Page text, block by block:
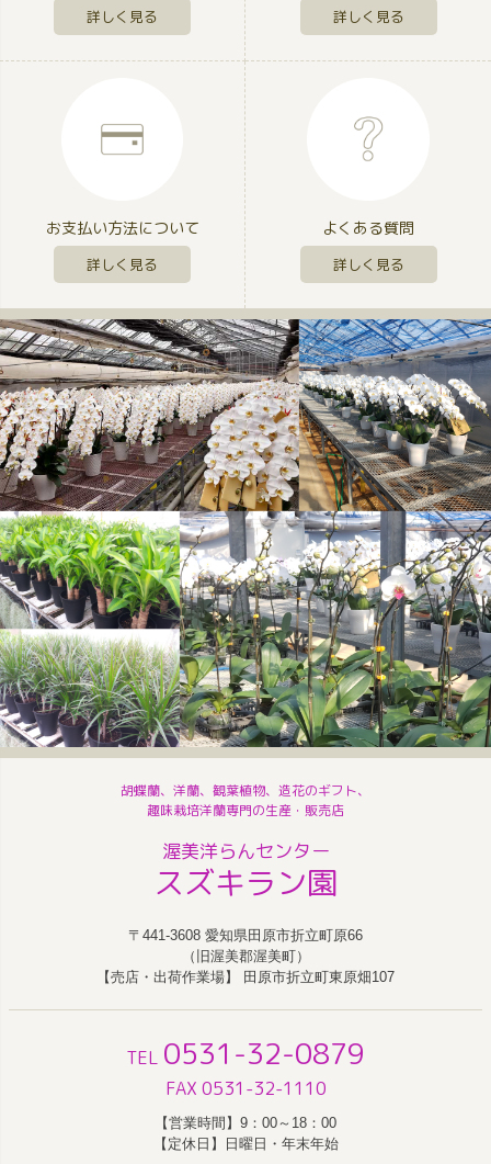
詳しく見る 詳しく見る
お支払い方法について
詳しく見る
よくある質問
詳しく見る
胡蝶蘭、洋蘭、観葉植物、造花のギフト、
趣味栽培洋蘭専門の生産・販売店
渥美洋らんセンター
スズキラン園
〒441-3608 愛知県田原市折立町原66
（旧渥美郡渥美町）
【売店・出荷作業場】 田原市折立町東原畑107
TEL 0531-32-0879
FAX 0531-32-1110
【営業時間】9：00～18：00
【定休日】日曜日・年末年始